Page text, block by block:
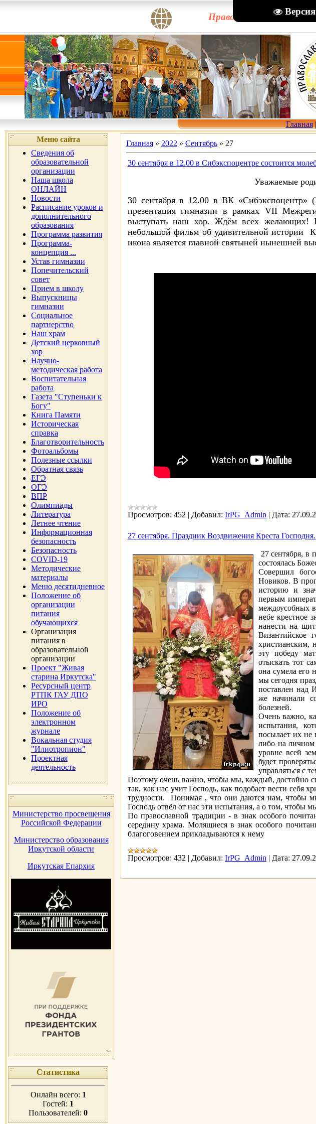
Православная
Главная
Меню сайта
Сведения об
образовательной
организации
Наша школа
ОНЛАЙН
Новости
Расписание уроков и
дополнительного
образования
Программа развития
Программа-
концепция ...
Устав гимназии
Попечительский
совет
Прием в школу
Выпускницы
гимназии
Социальное
партнерство
Наш храм
Детский церковный
хор
Научно-
методическая работа
Воспитательная
работа
Газета "Ступеньки к
Богу"
Книга Памяти
Историческая
справка
Благотворительность
Фотоальбомы
Полезные ссылки
Обратная связь
ЕГЭ
ОГЭ
ВПР
Олимпиады
Литература
Летнее чтение
Информационная
безопасность
Безопасность
COVID-19
Методические
материалы
Меню десятидневное
Положение об
организации
питания
обучающихся
Организация
питания в
образовательной
организации
Проект "Живая
старина Иркутска"
Ресурсный центр
РТПК ГАУ ДПО
ИРО
Положение об
электронном
журнале
Вокальная студия
"Илиотропион"
Проектная
деятельность
Министерство просвещения
Российской Федерации
Министерство образования
Иркутской области
Иркутская Епархия
Статистика
Онлайн всего: 1
Гостей: 1
Пользователей: 0
Главная » 2022 » Сентябрь » 27
30 сентября в 12.00 в Сибэкспоцентре состоится
Уважаемые
30 сентября в 12.00 в ВК «Сибэкспоцентр»
презентация гимназии в рамках VII
выступать наш хор. Ждём всех желающих!
небольшой фильм об удивительной истории
икона является главной святыней нынешней
Просмотров: 452 | Добавил: IrPG_Admin | Дата:
27 сентября. Праздник Воздвижения Креста
27 сентября, в
состоялась
Совершил
Новиков. В
историю и
первым
междоусобных
небе крестное
нанести на
Византийское
христианским,
эту победу
отыскать тот
она сумела его
мы сегодня
поставлен над
же начинали
болезней.
Очень важно,
испытания,
посылает их не
либо на личном
уровне всей
будет
управляться с
Поэтому очень важно, чтобы мы, каждый, достойно
так, как нас учит Господь, как подобает вести себя
трудности. Понимая , что они даются нам, чтобы
Господь отвёл от нас эти испытания, а о том, чтобы
По православной традиции - в знак особого
середину храма. Молящиеся в знак особого
благоговением прикладываются к нему
Просмотров: 432 | Добавил: IrPG_Admin | Дата: